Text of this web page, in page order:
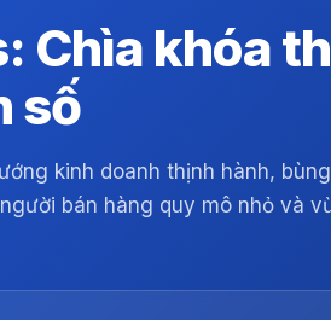
Chìa khóa
số
kinh doanh thịnh hành,
bán hàng quy mô nhỏ và